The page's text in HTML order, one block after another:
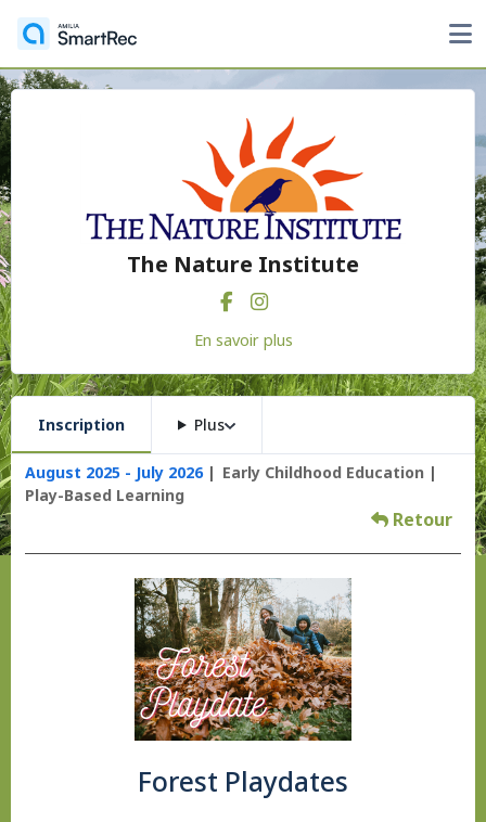
The Nature Institute
En savoir plus
Inscription Plus
August 2025 - July 2026
Early Childhood Education
Play-Based Learning
Retour
Forest Playdates